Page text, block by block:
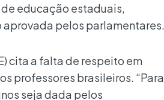
educação estaduais,
pelos parlamentares.
cita a falta de respeito em
professores brasileiros. “Para
seja dada pelos